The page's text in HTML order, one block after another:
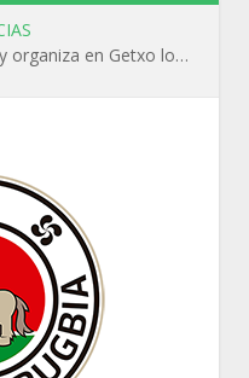
La Federación Vasca de Rugby organiza en Getxo los cursos WR L1, WR L2 y N1 durante el mes de septiembre